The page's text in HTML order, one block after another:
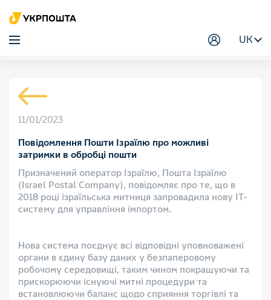
UK
11/01/2023
Повідомлення Пошти Ізраїлю про можливі
затримки в обробці пошти
Призначений оператор Ізраїлю, Пошта Ізраїлю
(Israel Postal Company), повідомляє про те, що в
2018 році ізраїльська митниця запровадила нову ІТ-
систему для управління імпортом.
Нова система поєднує всі відповідні уповноважені
органи в єдину базу даних у безпаперовому
робочому середовищі, таким чином покращуючи та
прискорюючи існуючі митні процедури та
встановлюючи баланс щодо сприяння торгівлі та